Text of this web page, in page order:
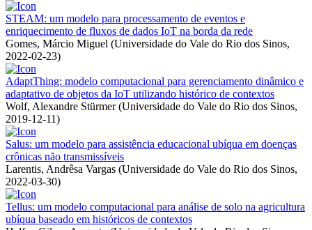
STEAM: um modelo para processamento de eventos e
enriquecimento de fluxos de dados IoT na borda da rede
Gomes, Márcio Miguel (Universidade do Vale do Rio dos Sinos,
2022-02-23)
AdaptThing: modelo computacional para gerenciamento dinâmico e
adaptativo de objetos da IoT utilizando histórico de contextos
Wolf, Alexandre Stürmer (Universidade do Vale do Rio dos Sinos,
2019-12-11)
Salus: um modelo para assistência educacional ubíqua em doenças
crônicas não transmissíveis
Larentis, Andrêsa Vargas (Universidade do Vale do Rio dos Sinos,
2022-03-30)
Tellus: um modelo computacional para análise de solo na agricultura
ubíqua baseado em históricos de contextos